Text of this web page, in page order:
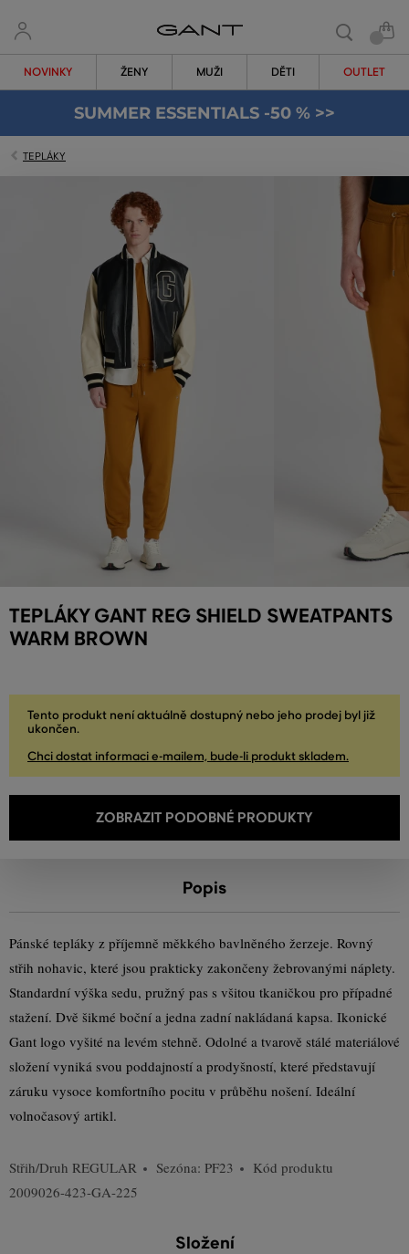
NOVINKY ŽENY MUŽI DĚTI OUTLET
SUMMER ESSENTIALS -50 % >>
TEPLÁKY
TEPLÁKY GANT REG SHIELD SWEATPANTS
WARM BROWN
Tento produkt není aktuálně dostupný nebo jeho prodej byl již
ukončen.
Chci dostat informaci e-mailem, bude-li produkt skladem.
ZOBRAZIT PODOBNÉ PRODUKTY
Popis
Pánské tepláky z příjemně měkkého bavlněného žerzeje. Rovný
střih nohavic, které jsou prakticky zakončeny žebrovanými náplety.
Standardní výška sedu, pružný pas s všitou tkaničkou pro případné
stažení. Dvě šikmé boční a jedna zadní nakládaná kapsa. Ikonické
Gant logo vyšité na levém stehně. Odolné a tvarově stálé materiálové
složení vyniká svou poddajností a prodyšností, které představují
záruku vysoce komfortního pocitu v průběhu nošení. Ideální
volnočasový artikl.
Střih/Druh REGULAR Sezóna: PF23
Kód produktu
2009026-423-GA-225
Složení